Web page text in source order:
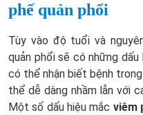
phế quản phổi
Tùy vào độ tuổi và
quản phổi sẽ có những dấu
có thể nhận biết bệnh
thể dễ dàng nhầm lẫn với
Một số dấu hiệu mắc viêm